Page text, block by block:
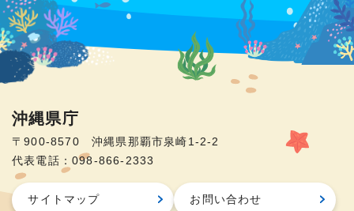
沖縄県庁
〒900-8570 沖縄県那覇市泉崎1-2-2
代表電話：098-866-2333
サイトマップ お問い合わせ